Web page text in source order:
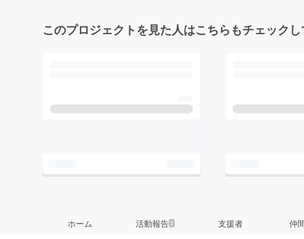
このプロジェクトを見た人はこちらもチェック
ホーム 活動報告3 支援者 仲